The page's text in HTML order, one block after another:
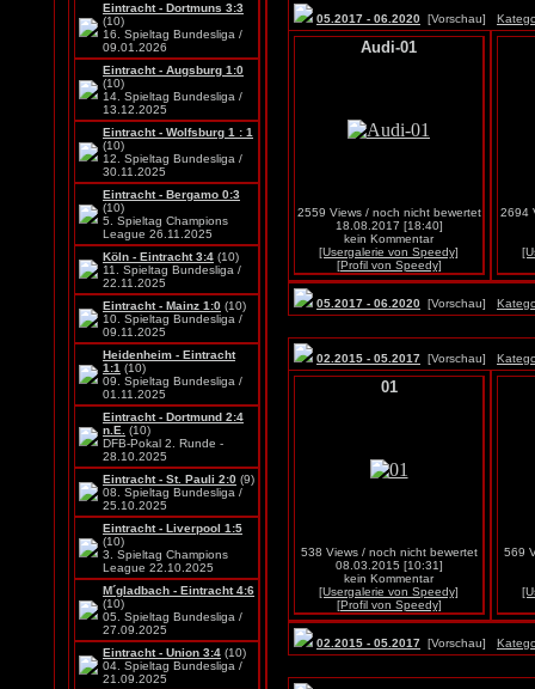
Eintracht - Dortmuns 3:3
(10)
16. Spieltag Bundesliga /
09.01.2026
Eintracht - Augsburg 1:0
(10)
14. Spieltag Bundesliga /
13.12.2025
Eintracht - Wolfsburg 1 : 1
(10)
12. Spieltag Bundesliga /
30.11.2025
Eintracht - Bergamo 0:3
(10)
5. Spieltag Champions
League 26.11.2025
Köln - Eintracht 3:4 (10)
11. Spieltag Bundesliga /
22.11.2025
Eintracht - Mainz 1:0 (10)
10. Spieltag Bundesliga /
09.11.2025
Heidenheim - Eintracht
1:1 (10)
09. Spieltag Bundesliga /
01.11.2025
Eintracht - Dortmund 2:4
n.E.
(10)
DFB-Pokal 2. Runde -
28.10.2025
Eintracht - St. Pauli 2:0 (9)
08. Spieltag Bundesliga /
25.10.2025
Eintracht - Liverpool 1:5
(10)
3. Spieltag Champions
League 22.10.2025
M´gladbach - Eintracht 4:6
(10)
05. Spieltag Bundesliga /
27.09.2025
Eintracht - Union 3:4 (10)
04. Spieltag Bundesliga /
21.09.2025
05.2017 - 06.2020 [Vorschau]
Audi-01
2559 Views / noch nicht bewertet
18.08.2017 [18:40]
kein Kommentar
[Usergalerie von Speedy]
[Profil von Speedy]
2694
05.2017 - 06.2020 [Vorschau]
02.2015 - 05.2017 [Vorschau]
01
538 Views / noch nicht bewertet
08.03.2015 [10:31]
kein Kommentar
[Usergalerie von Speedy]
[Profil von Speedy]
569
02.2015 - 05.2017 [Vorschau]